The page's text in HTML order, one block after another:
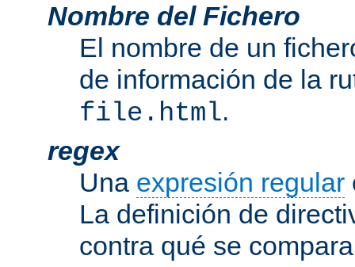
Nombre del Fichero
El nombre de un
de información de la
file.html.
regex
Una expresión regular
La definición de
contra qué se